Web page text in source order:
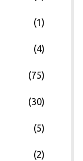
(1)
(4)
(75)
(30)
(5)
(2)